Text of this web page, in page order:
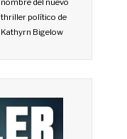
nombre del nuevo
thriller político de
Kathyrn Bigelow